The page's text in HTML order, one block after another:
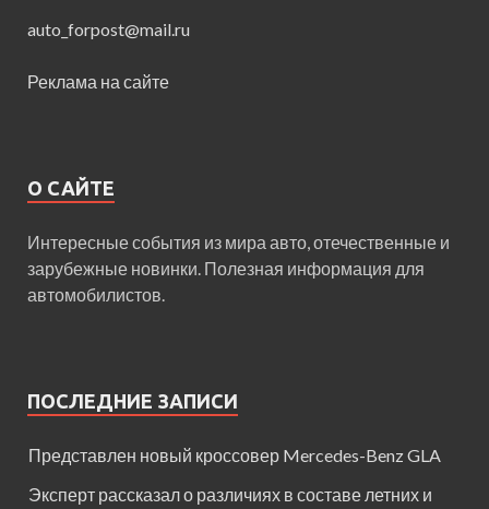
auto_forpost@mail.ru
Реклама на сайте
О САЙТЕ
Интересные события из мира авто, отечественные и
зарубежные новинки. Полезная информация для
автомобилистов.
ПОСЛЕДНИЕ ЗАПИСИ
Представлен новый кроссовер Mercedes-Benz GLA
Эксперт рассказал о различиях в составе летних и